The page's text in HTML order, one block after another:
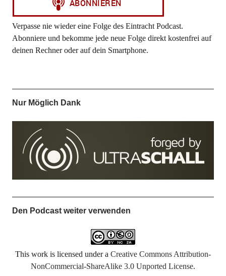
Verpasse nie wieder eine Folge des Eintracht Podcast.
Abonniere und bekomme jede neue Folge direkt kostenfrei auf
deinen Rechner oder auf dein Smartphone.
Nur Möglich Dank
Den Podcast weiter verwenden
This work is licensed under a Creative Commons Attribution-
NonCommercial-ShareAlike 3.0 Unported License.